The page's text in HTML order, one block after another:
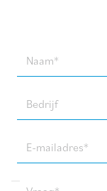
Naam
(Required)
Bedrijf
mailadres
Vraag